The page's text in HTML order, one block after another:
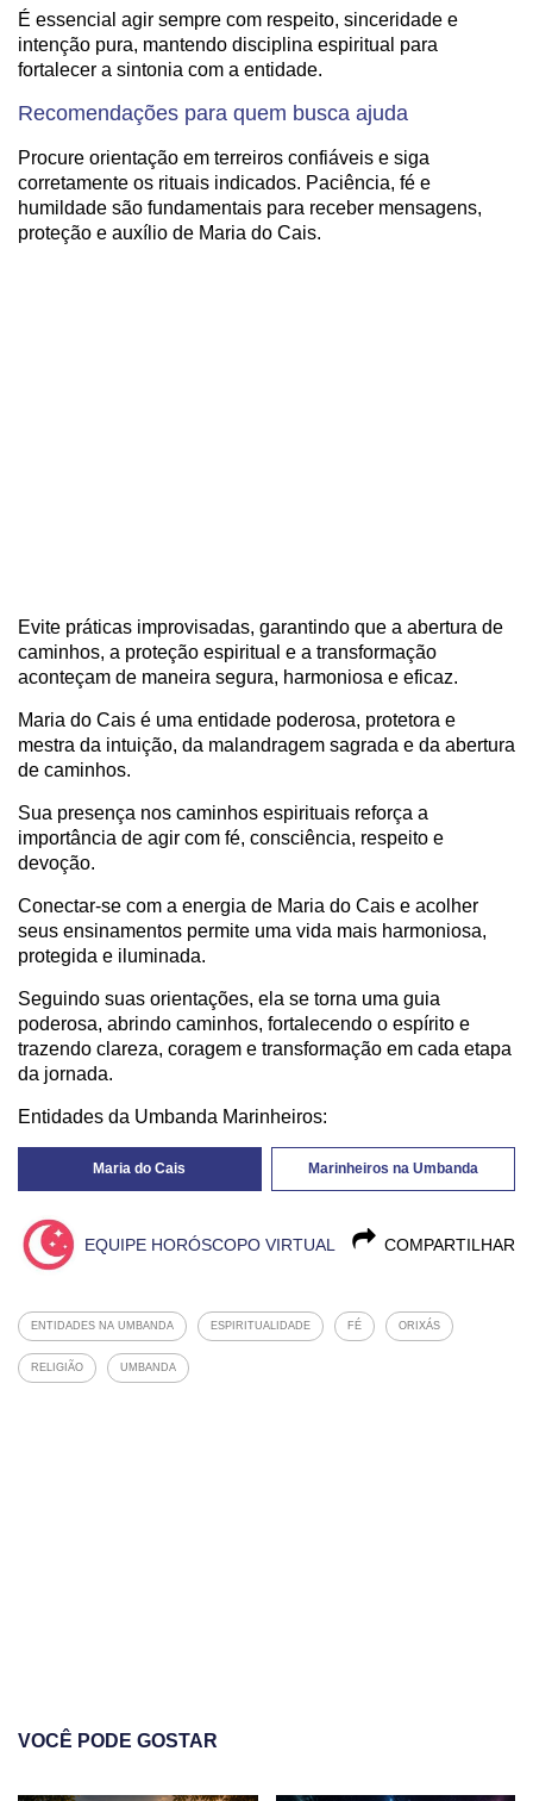
É essencial agir sempre com respeito, sinceridade e
intenção pura, mantendo disciplina espiritual para
fortalecer a sintonia com a entidade.
Recomendações para quem busca ajuda
Procure orientação em terreiros confiáveis e siga
corretamente os rituais indicados. Paciência, fé e
humildade são fundamentais para receber mensagens,
proteção e auxílio de Maria do Cais.
Evite práticas improvisadas, garantindo que a abertura de
caminhos, a proteção espiritual e a transformação
aconteçam de maneira segura, harmoniosa e eficaz.
Maria do Cais é uma entidade poderosa, protetora e
mestra da intuição, da malandragem sagrada e da abertura
de caminhos.
Sua presença nos caminhos espirituais reforça a
importância de agir com fé, consciência, respeito e
devoção.
Conectar-se com a energia de Maria do Cais e acolher
seus ensinamentos permite uma vida mais harmoniosa,
protegida e iluminada.
Seguindo suas orientações, ela se torna uma guia
poderosa, abrindo caminhos, fortalecendo o espírito e
trazendo clareza, coragem e transformação em cada etapa
da jornada.
Entidades da Umbanda Marinheiros:
Maria do Cais Marinheiros na Umbanda
COMPARTILHAR
EQUIPE HORÓSCOPO VIRTUAL
ENTIDADES NA UMBANDA ESPIRITUALIDADE FÉ ORIXÁS
RELIGIÃO UMBANDA
VOCÊ PODE GOSTAR